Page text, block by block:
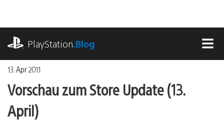
springen
PlayStation.Blog
13. Apr 2011
Vorschau zum Store Update (13.
April)